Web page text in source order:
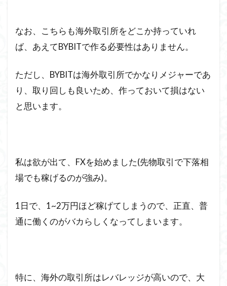
なお、こちらも海外取引所をどこか持っていれ
ば、あえてBYBITで作る必要性はありません。
ただし、BYBITは海外取引所でかなりメジャーであ
り、取り回しも良いため、作っておいて損はない
と思います。
私は欲が出て、FXを始めました(先物取引で下落相
場でも稼げるのが強み)。
1日で、1~2万円ほど稼げてしまうので、正直、普
通に働くのがバカらしくなってしまいます。
特に、海外の取引所はレバレッジが高いので、大